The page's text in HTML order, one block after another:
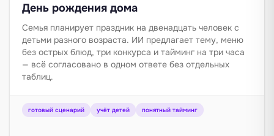
День рождения дома
Семья планирует праздник на двенадцать человек с
детьми разного возраста. ИИ предлагает тему, меню
без острых блюд, три конкурса и тайминг на три часа
— всё согласовано в одном ответе без отдельных
таблиц.
готовый сценарий учёт детей понятный тайминг